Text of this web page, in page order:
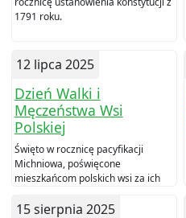
1791 roku.
12 lipca 2025
Dzień Walki i
Męczeństwa Wsi
Polskiej
Święto w rocznicę pacyfikacji
Michniowa, poświęcone
mieszkańcom polskich wsi za ich
wojny światowej. Święto
15 sierpnia 2025